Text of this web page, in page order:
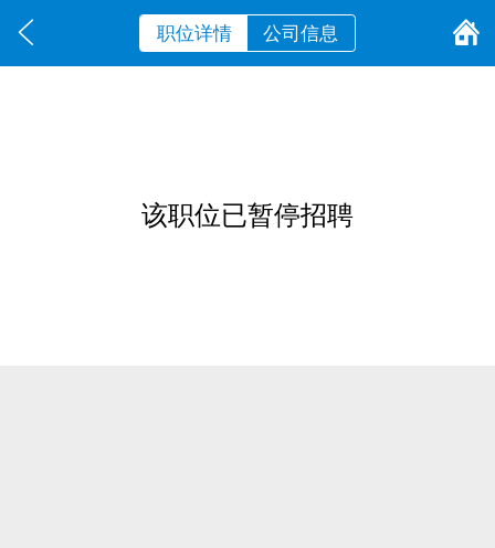
职位详情 公司信息
该职位已暂停招聘